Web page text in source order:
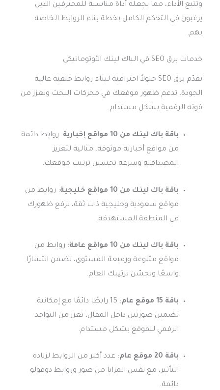
وتتبع الأداء، مما يجعله أداة مناسبة للمحترفين الذين
يرغبون في التحكم الكامل بخطة بناء الروابط الخاصة
بهم.
خدمات برق SEO في الباك لينك الأوتوماتيكي
تقدّم برق SEO حلولاً احترافية لبناء روابط خلفية عالية
الجودة، تدعم ظهور موقعك في محركات البحث وتعزز من
قوته الرقمية بشكل مستدام.
باقة باك لينك من 10 مواقع إخبارية
: روابط دائمة
من مواقع أخبارية موثوقة، مثالية لتعزيز
المصداقية وسرعة تحسين ترتيب موقعك.
باقة باك لينك من 10 مواقع خليجية
: روابط من
مواقع سعودية وخليجية ذات ثقة، ترفع ظهورك
في المنطقة المستهدفة.
باقة باك لينك من 10 مواقع عامة
: روابط من
مواقع متنوعة ورفيعة المستوى، تضمن انتشارًا
واسعًا وتحسّن ترتيبك العام.
باقة 15 موقع عام
: 15 رابطًا دائمًا مع إمكانية
تضمين صورتين داخل المقال، تعزز من التواجد
الرقمي للموقع بشكل مستدام.
باقة 20 موقع عام
: عدد أكبر من الروابط لزيادة
التأثير، مع نفس المزايا من صور وروابط دوفولو
دائمة.